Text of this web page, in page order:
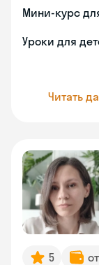
Мини-курс
Уроки для
Читать
5